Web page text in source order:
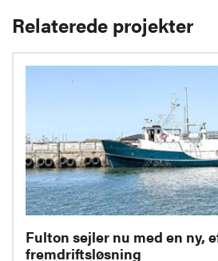
Relaterede projekter
Fulton sejler nu med en ny,
fremdriftsløsning